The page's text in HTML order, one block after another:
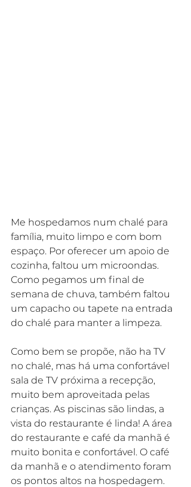
Me hospedamos num chalé para
família, muito limpo e com bom
espaço. Por oferecer um apoio de
cozinha, faltou um microondas.
Como pegamos um final de
semana de chuva, também faltou
um capacho ou tapete na entrada
do chalé para manter a limpeza.
Como bem se propõe, não ha TV
no chalé, mas há uma confortável
sala de TV próxima a recepção,
muito bem aproveitada pelas
crianças. As piscinas são lindas, a
vista do restaurante é linda! A área
do restaurante e café da manhã é
muito bonita e confortável. O café
da manhã e o atendimento foram
os pontos altos na hospedagem.